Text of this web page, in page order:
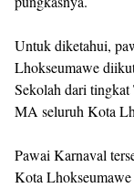
Untuk diketahui,
Lhokseumawe
Sekolah dari
MA seluruh Kota
Pawai Karnaval
Kota